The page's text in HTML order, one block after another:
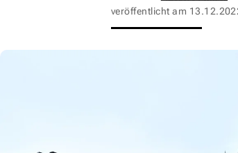
veröffentlicht am